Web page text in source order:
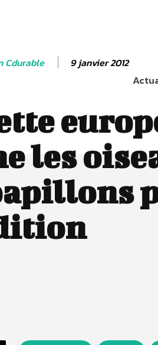
Cdurable 9 janvier 2012
les